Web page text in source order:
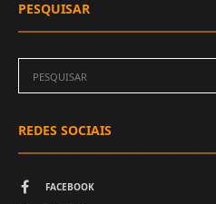
PESQUISAR
REDES SOCIAIS
FACEBOOK